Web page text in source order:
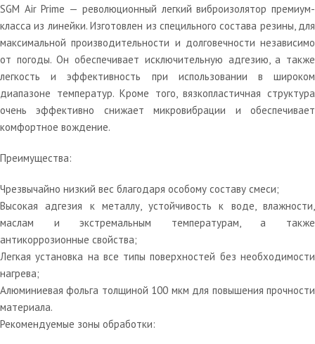
SGM Air Prime — революционный легкий виброизолятор премиум-
класса из линейки. Изготовлен из специльного состава резины, для
максимальной производительности и долговечности независимо
от погоды. Он обеспечивает исключительную адгезию, а также
легкость и эффективность при использовании в широком
диапазоне температур. Кроме того, вязкопластичная структура
очень эффективно снижает микровибрации и обеспечивает
комфортное вождение.
Преимущества:
Чрезвычайно низкий вес благодаря особому составу смеси;
Высокая адгезия к металлу, устойчивость к воде, влажности,
маслам и экстремальным температурам, а также
антикоррозионные свойства;
Легкая установка на все типы поверхностей без необходимости
нагрева;
Алюминиевая фольга толщиной 100 мкм для повышения прочности
материала.
Рекомендуемые зоны обработки: